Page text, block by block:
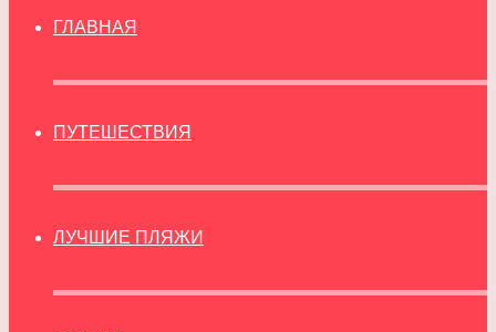
ГЛАВНАЯ
ПУТЕШЕСТВИЯ
ЛУЧШИЕ ПЛЯЖИ